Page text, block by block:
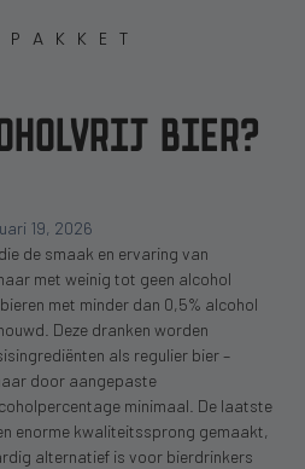
BIER?
19, 2026
de smaak en ervaring van
met weinig tot geen alcohol
met minder dan 0,5% alcohol
Deze dranken worden
als regulier bier –
door aangepaste
minimaal. De laatste
enorme kwaliteitssprong gemaakt,
alternatief is voor bierdrinkers